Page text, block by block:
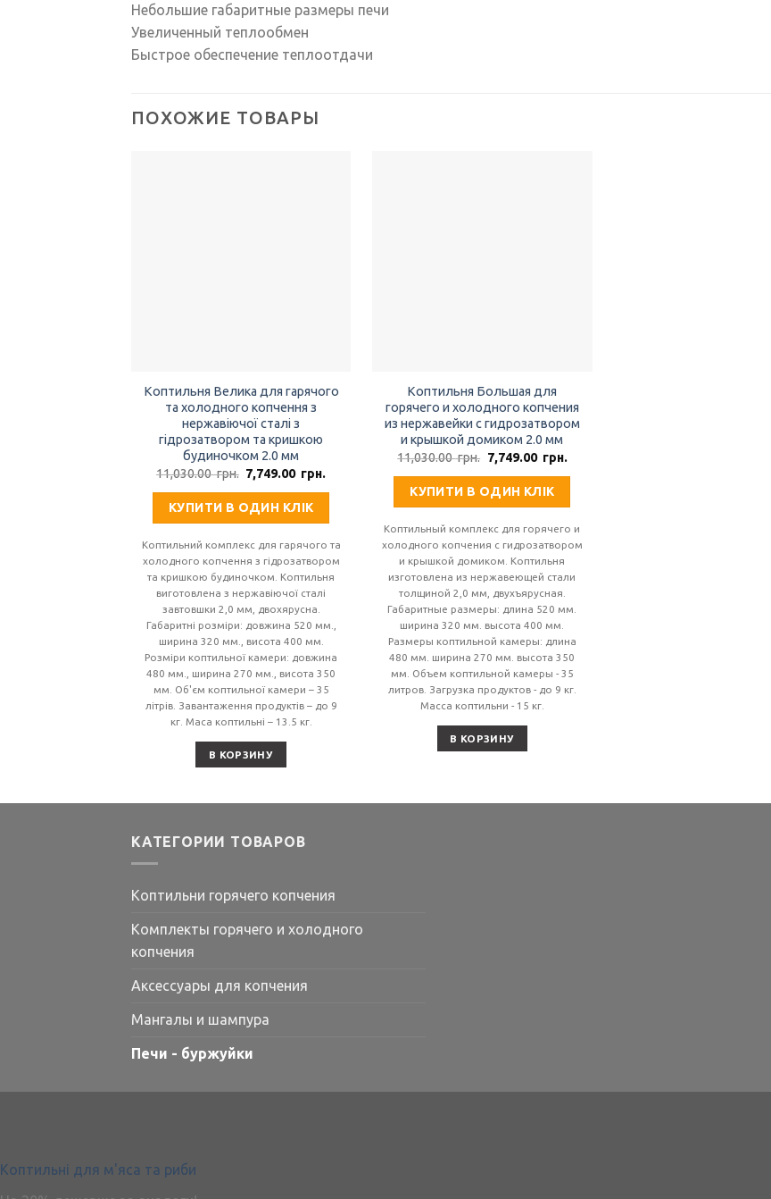
Небольшие габаритные размеры печи
Увеличенный теплообмен
Быстрое обеспечение теплоотдачи
ПОХОЖИЕ ТОВАРЫ
Коптильня Велика для гарячого
та холодного копчення з
нержавіючої сталі з
гідрозатвором та кришкою
будиночком 2.0 мм
11,030.00грн. Первоначальная
цена
11,030.00
грн..
7,749.00 грн.
КУПИТИ В ОДИН КЛІК
Коптильний комплекс для гарячого та
холодного копчення з гідрозатвором
та кришкою будиночком. Коптильня
виготовлена з нержавіючої сталі
завтовшки 2,0 мм, двохярусна.
Габаритні розміри: довжина 520 мм.,
ширина 320 мм., висота 400 мм.
Розміри коптильної камери: довжина
480 мм., ширина 270 мм., висота 350
мм. Об'єм коптильної камери – 35
літрів. Завантаження продуктів – до 9
кг. Маса коптильні – 13.5 кг.
В КОРЗИНУ
Коптильня Большая для
горячего и холодного копчения
из нержавейки с гидрозатвором
и крышкой домиком 2.0 мм
11,030.00грн. Первоначальная
цена
11,030.00
грн..
7,749.00 грн.Текущая
КУПИТИ В ОДИН КЛІК
Коптильный комплекс для горячего и
холодного копчения с гидрозатвором
и крышкой домиком. Коптильня
изготовлена из нержавеющей стали
толщиной 2,0 мм, двухъярусная.
Габаритные размеры: длина 520 мм.
ширина 320 мм. высота 400 мм.
Размеры коптильной камеры: длина
480 мм. ширина 270 мм. высота 350
мм. Объем коптильной камеры - 35
литров. Загрузка продуктов - до 9 кг.
Масса коптильни - 15 кг.
В КОРЗИНУ
КАТЕГОРИИ ТОВАРОВ
Коптильни горячего копчения
Комплекты горячего и холодного
копчения
Аксессуары для копчения
Мангалы и шампура
Печи - буржуйки
Коптильні для м'яса та риби